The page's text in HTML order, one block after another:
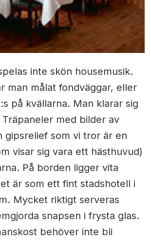
inte skön housemusik.
man målat fondväggar, eller
på kvällarna. Man klarar sig
med bilder av
gipsrelief som vi tror är en
visar sig vara ett hästhuvud)
På borden ligger vita
är som ett fint stadshotell i
Mycket riktigt serveras
snapsen i frysta glas.
behöver inte bli